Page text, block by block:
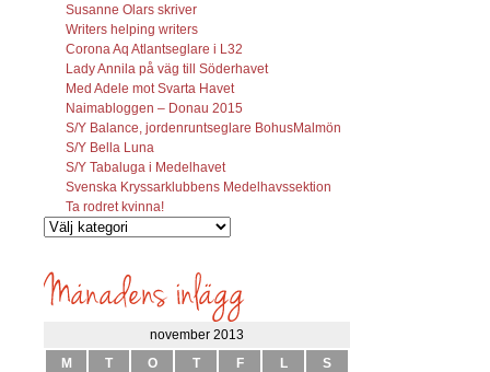
Susanne Olars skriver
Writers helping writers
Corona Aq Atlantseglare i L32
Lady Annila på väg till Söderhavet
Med Adele mot Svarta Havet
Naimabloggen – Donau 2015
S/Y Balance, jordenruntseglare BohusMalmön
S/Y Bella Luna
S/Y Tabaluga i Medelhavet
Svenska Kryssarklubbens Medelhavssektion
Ta rodret kvinna!
Vilka
söks?
november 2013
M
T O T F L
S